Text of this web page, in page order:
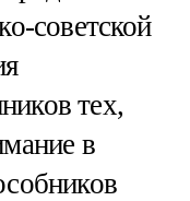
советской
тех,
в